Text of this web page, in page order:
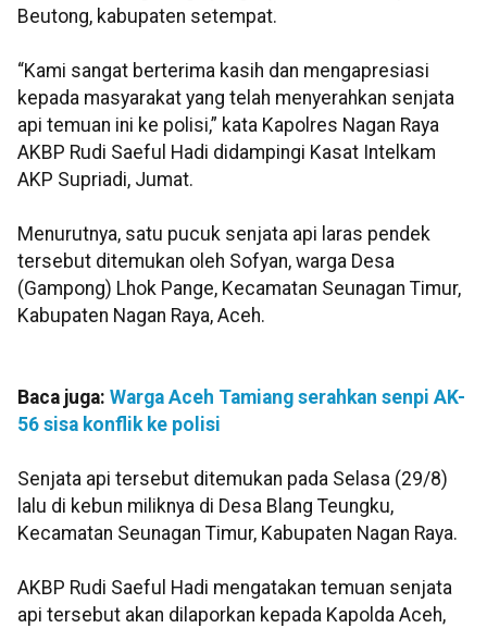
Beutong, kabupaten setempat.
“Kami sangat berterima kasih dan mengapresiasi
kepada masyarakat yang telah menyerahkan senjata
api temuan ini ke polisi,” kata Kapolres Nagan Raya
AKBP Rudi Saeful Hadi didampingi Kasat Intelkam
AKP Supriadi, Jumat.
Menurutnya, satu pucuk senjata api laras pendek
tersebut ditemukan oleh Sofyan, warga Desa
(Gampong) Lhok Pange, Kecamatan Seunagan Timur,
Kabupaten Nagan Raya, Aceh.
Baca juga: Warga Aceh Tamiang serahkan senpi AK-
56 sisa konflik ke polisi
Senjata api tersebut ditemukan pada Selasa (29/8)
lalu di kebun miliknya di Desa Blang Teungku,
Kecamatan Seunagan Timur, Kabupaten Nagan Raya.
AKBP Rudi Saeful Hadi mengatakan temuan senjata
api tersebut akan dilaporkan kepada Kapolda Aceh,